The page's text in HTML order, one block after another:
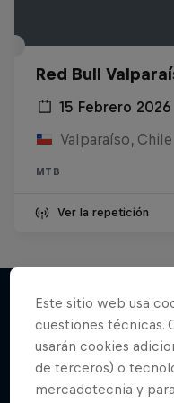
Red Bull
15 Febrero 2026
Valparaíso, Chile
MTB
Ver la repetición
Más
Este sitio web usa
cuestiones técnicas.
usarán cookies
de terceros) o
mercadotecnia y